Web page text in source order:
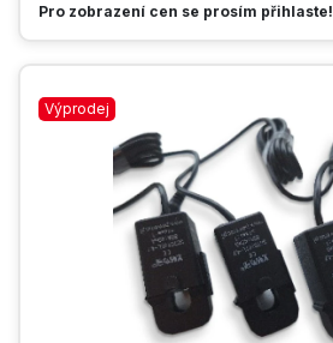
Pro zobrazení cen se prosím přihlaste!
Výprodej